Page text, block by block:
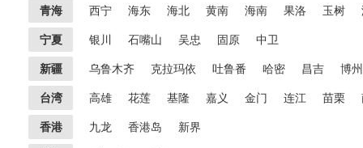
青海 西宁 海东 海北 黄南 海南 果洛 玉树
宁夏 银川 石嘴山 吴忠 固原 中卫
新疆 乌鲁木齐 克拉玛依 吐鲁番 哈密 昌吉 博州
台湾 高雄 花莲 基隆 嘉义 金门 连江 苗栗
香港 九龙 香港岛 新界